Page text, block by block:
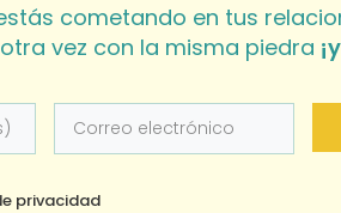
cometando en tus
vez con la misma piedra
privacidad